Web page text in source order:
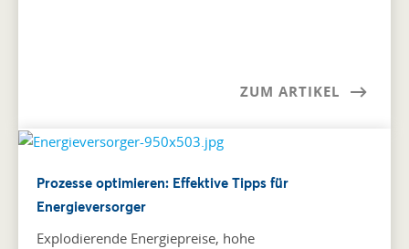
ZUM ARTIKEL
Prozesse optimieren: Effektive Tipps für
Energieversorger
Explodierende Energiepreise, hohe